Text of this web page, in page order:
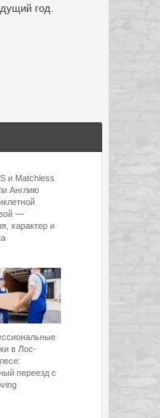
год.
и Matchless
Англию
—
характер и
в Лос-
переезд с